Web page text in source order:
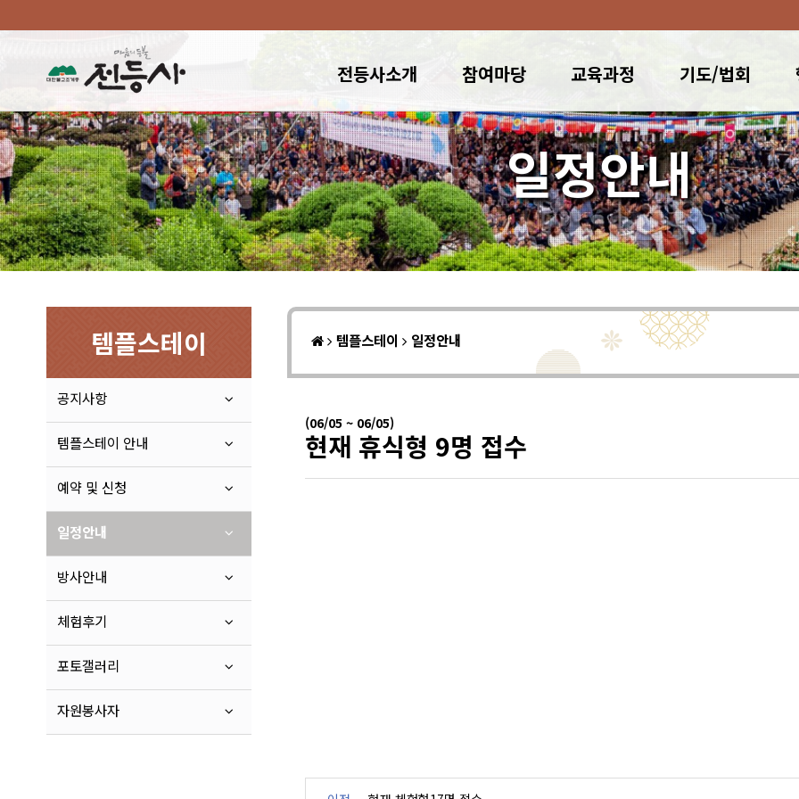
전등사소개 참여마당 교육과정 기도/법회
일정안내
템플스테이
공지사항
템플스테이 안내
예약 및 신청
일정안내
방사안내
체험후기
포토갤러리
자원봉사자
템플스테이 일정안내
(06/05 ~ 06/05)
현재 휴식형 9명 접수